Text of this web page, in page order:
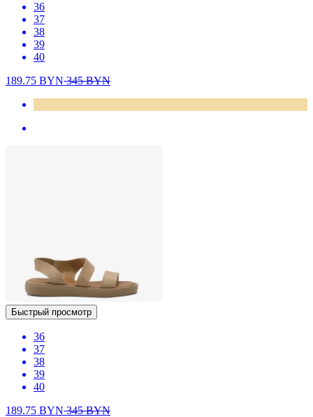
36
37
38
39
40
189.75 BYN345BYN
Быстрый просмотр
36
37
38
39
40
189.75 BYN345BYN